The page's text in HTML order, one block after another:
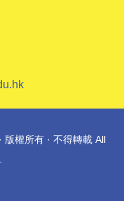
版權所有 · 不得轉載 All